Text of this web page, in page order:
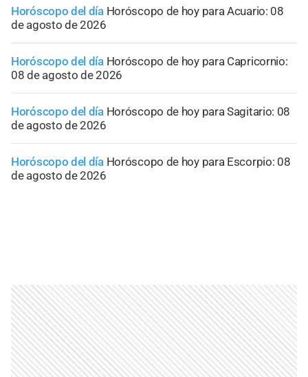
Horóscopo del día Horóscopo de hoy para Acuario: 08
de agosto de 2026
Horóscopo del día Horóscopo de hoy para Capricornio:
08 de agosto de 2026
Horóscopo del día Horóscopo de hoy para Sagitario: 08
de agosto de 2026
Horóscopo del día Horóscopo de hoy para Escorpio: 08
de agosto de 2026